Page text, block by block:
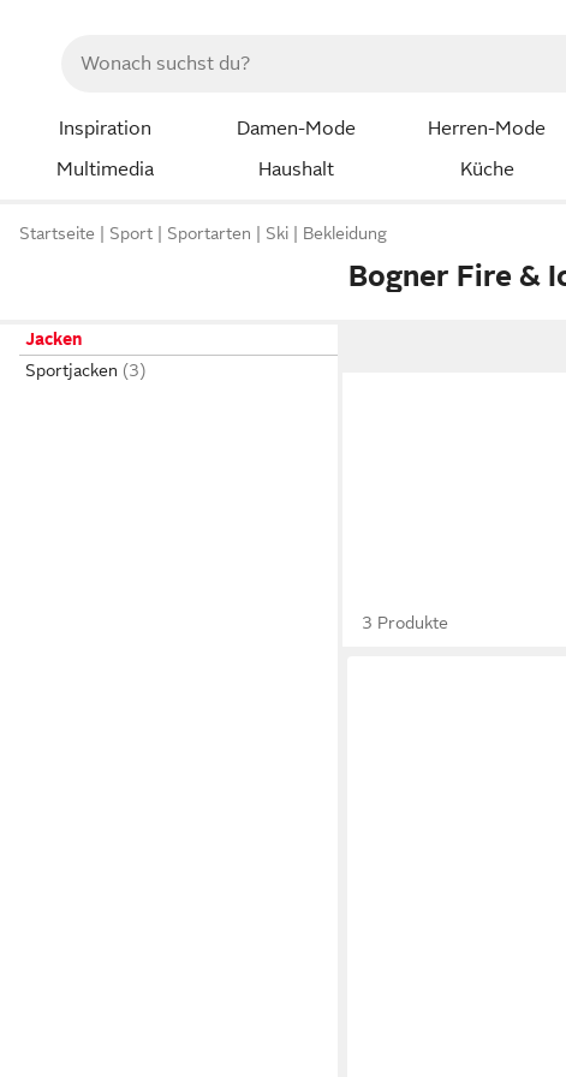
Inspiration Damen-Mode Herren-Mode
Multimedia
Haushalt Küche
Startseite Sport Sportarten Ski Bekleidung
Bogner Fire &
Jacken
Sportjacken
3 Produkte